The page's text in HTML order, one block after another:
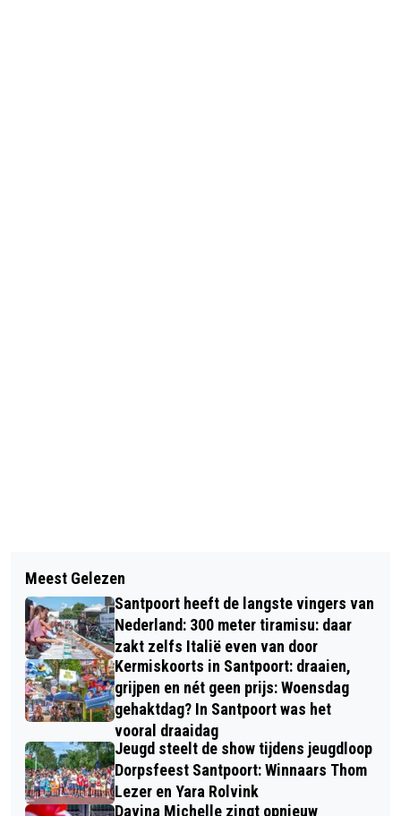
KICK OFF RENOVATIE SPEELTUIN
RAMPLAANKWARTIER
AMBULANCE OP NOVA CAMPUS
HAARLEM VOOR ‘ACUTE ZORG’
Meest Gelezen
Santpoort heeft de langste vingers van
Nederland: 300 meter tiramisu: daar
zakt zelfs Italië even van door
Kermiskoorts in Santpoort: draaien,
grijpen en nét geen prijs: Woensdag
gehaktdag? In Santpoort was het
vooral draaidag
Jeugd steelt de show tijdens jeugdloop
Dorpsfeest Santpoort: Winnaars Thom
Lezer en Yara Rolvink
Davina Michelle zingt opnieuw